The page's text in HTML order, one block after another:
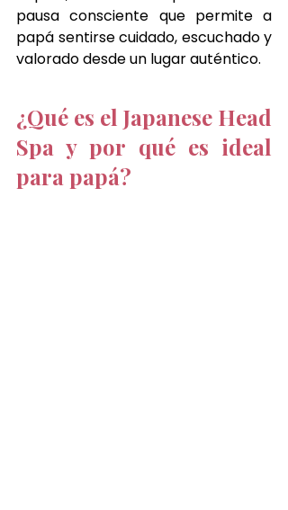
pausa consciente que permite a
papá sentirse cuidado, escuchado y
valorado desde un lugar auténtico.
¿Qué es el Japanese Head
Spa y por qué es ideal
para papá?